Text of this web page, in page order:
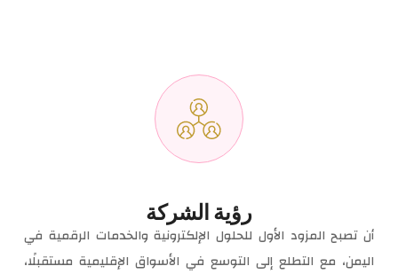
رؤية الشركة
أن تصبح المزود الأول للحلول الإلكترونية والخدمات الرقمية في
اليمن، مع التطلع إلى التوسع في الأسواق الإقليمية مستقبلًا،